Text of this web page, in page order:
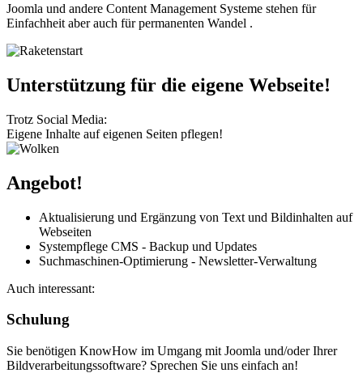
Joomla und andere Content Management Systeme stehen für
Einfachheit aber auch für permanenten Wandel .
Unterstützung für die eigene Webseite!
Trotz Social Media:
Eigene Inhalte auf eigenen Seiten pflegen!
Angebot!
Aktualisierung und Ergänzung von Text und Bildinhalten auf
Webseiten
Systempflege CMS - Backup und Updates
Suchmaschinen-Optimierung - Newsletter-Verwaltung
Auch interessant:
Schulung
Sie benötigen KnowHow im Umgang mit Joomla und/oder Ihrer
Bildverarbeitungssoftware? Sprechen Sie uns einfach an!